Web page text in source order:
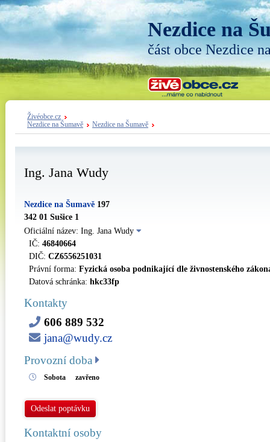
Nezdice na
část obce Nezdice
Živéobce.cz
Nezdice na Šumavě
Nezdice na Šumavě
Ing. Jana Wudy
Nezdice na Šumavě 197
342 01 Sušice 1
Oficiální název: Ing. Jana Wudy
IČ: 46840664
DIČ: CZ6556251031
Právní forma: Fyzická osoba podnikající dle živnostenského
Datová schránka: hkc33fp
Kontakty
606 889 532
jana@wudy.cz
Provozní doba
Sobota zavřeno
Odeslat poptávku
Kontaktní osoby